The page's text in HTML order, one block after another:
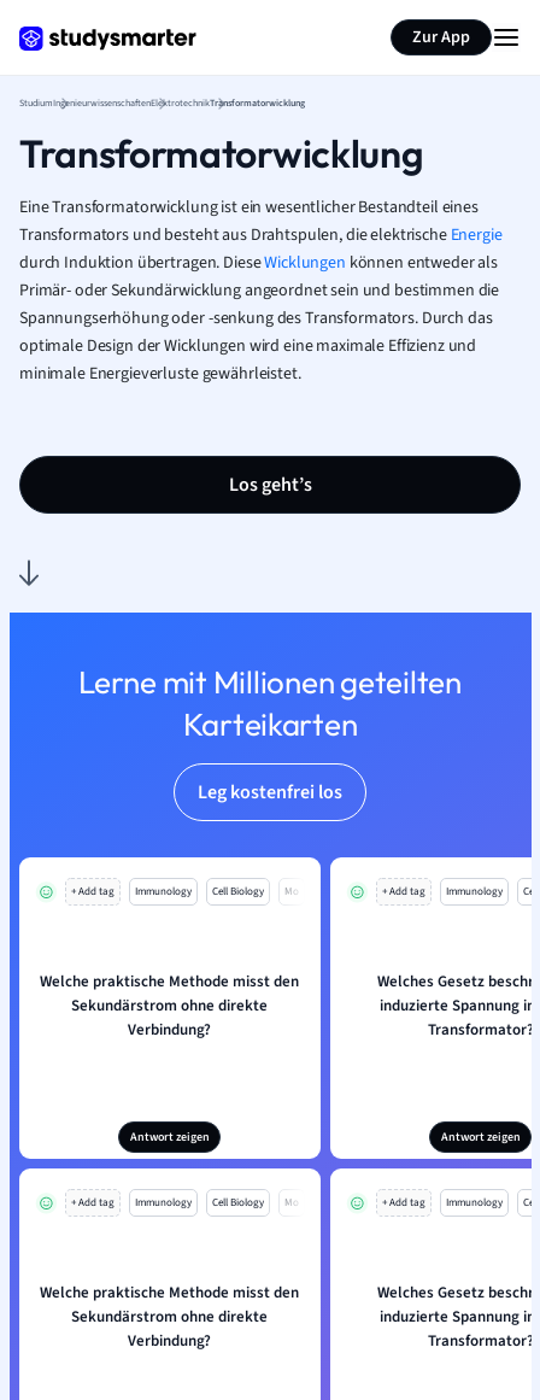
Zur App
StudiumIngenieurwissenschaftenElektrotechnikTransformatorwicklung
Transformatorwicklung
Eine Transformatorwicklung ist ein wesentlicher Bestandteil eines
Transformators und besteht aus Drahtspulen, die elektrische Energie
durch Induktion übertragen. DieseWicklungen können entweder als
Primär- oder Sekundärwicklung angeordnet sein und bestimmen die
Spannungserhöhung oder -senkung des Transformators. Durch das
optimale Design der Wicklungen wird eine maximale Effizienz und
minimale Energieverluste gewährleistet.
Los geht’s
Lerne mit Millionen geteilten
Karteikarten
Leg kostenfrei los
+ Add tag Immunology Cell Biology Mo
Welche praktische Methode misst den
Sekundärstrom ohne direkte
Verbindung?
Antwort zeigen
+ Add tag Immunology
Welches Gesetz
induzierte Spannung in
Transformator?
Antwort zeigen
+ Add tag Immunology Cell Biology Mo
Welche praktische Methode misst den
Sekundärstrom ohne direkte
Verbindung?
+ Add tag Immunology
Welches Gesetz
induzierte Spannung in
Transformator?